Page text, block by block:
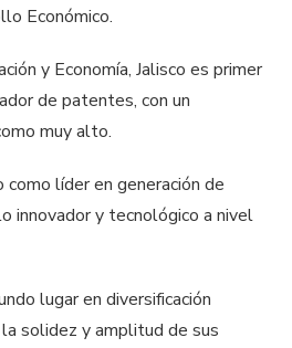
Económico.
y Economía, Jalisco es primer
de patentes, con un
muy alto.
líder en generación de
innovador y tecnológico a nivel
lugar en diversificación
solidez y amplitud de sus